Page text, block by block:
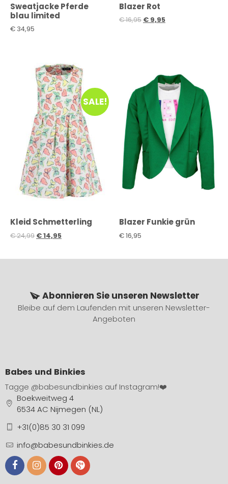
Sweatjacke Pferde
blau limited
€ 34,95
Blazer Rot
€16,95 € 9,95
SALE!
Kleid Schmetterling
€24,99 €14,95
Blazer Funkie grün
€16,95
Abonnieren Sie unseren Newsletter
Bleibe auf dem Laufenden mit unseren Newsletter-
Angeboten
Babes und Binkies
Tagge @babesundbinkies auf Instagram!❤️
Boekweitweg 4
6534 AC Nijmegen (NL)
+31(0)85 30 31 099
info@babesundbinkies.de